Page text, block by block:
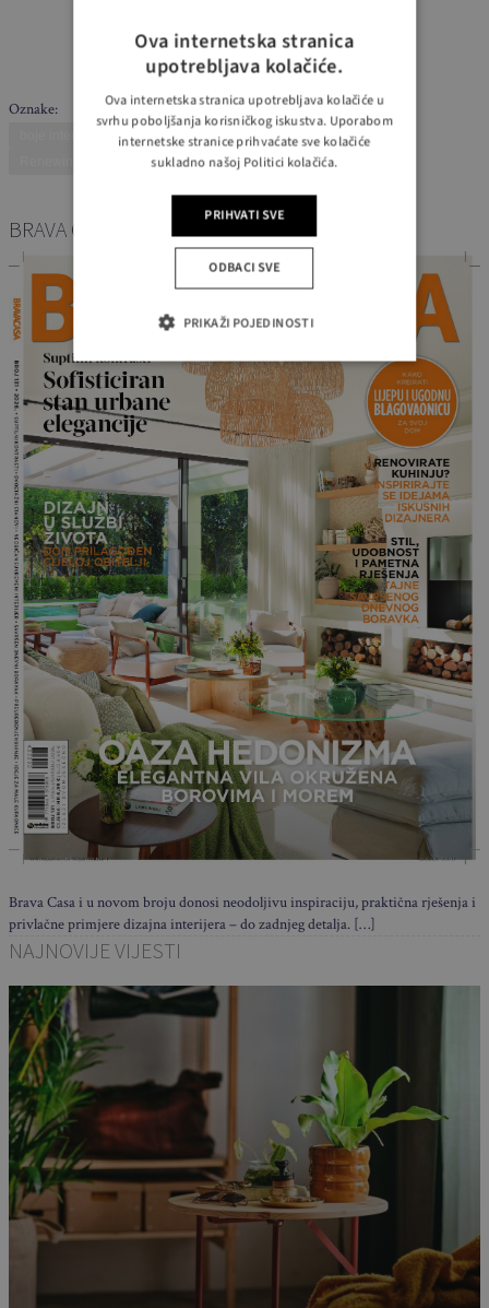
Oznake:
dizajn prostora interijer
Raw Beauty
trendovi 2026 uređenje doma
BRAVA CASA – NOVI BROJ
Brava Casa i u novom broju donosi neodoljivu inspiraciju, praktična rješenja i
privlačne primjere dizajna interijera – do zadnjeg detalja. […]
NAJNOVIJE VIJESTI
Ova internetska stranica
upotrebljava kolačiće.
Ova internetska stranica upotrebljava kolačiće u
svrhu poboljšanja korisničkog iskustva. Uporabom
internetske stranice prihvaćate sve kolačiće
sukladno našoj Politici kolačića.
PRIHVATI SVE
ODBACI SVE
PRIKAŽI POJEDINOSTI